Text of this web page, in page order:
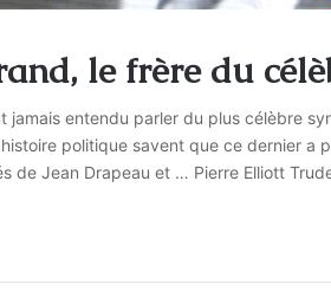
le frère du
jamais entendu parler du plus célèbre
politique savent que ce dernier a
de Jean Drapeau et … Pierre Elliott